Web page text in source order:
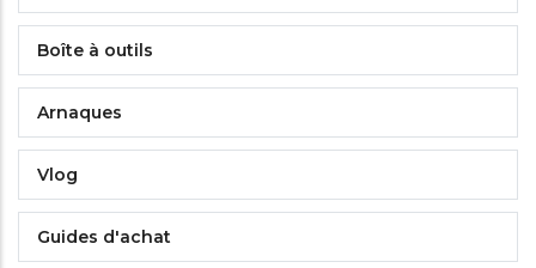
Boîte à outils
Arnaques
Vlog
Guides d'achat